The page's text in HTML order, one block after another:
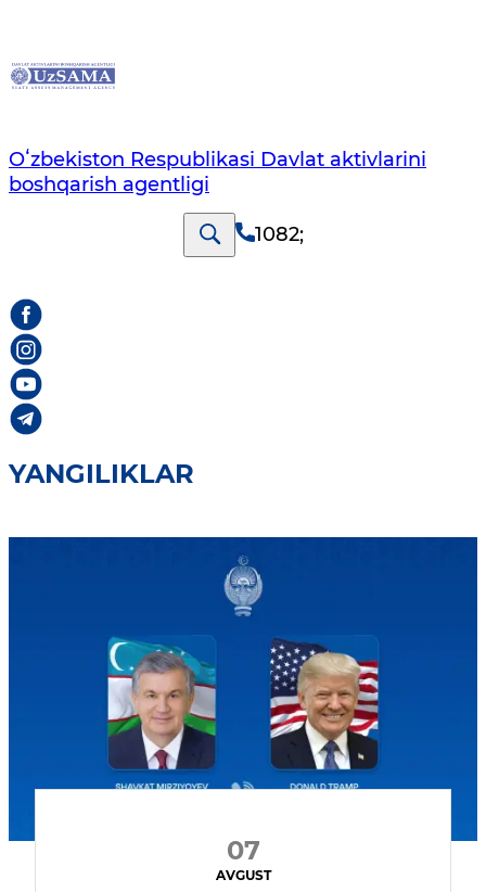
Oʻzbekiston Respublikasi Davlat aktivlarini
boshqarish agentligi
1082;
YANGILIKLAR
07
AVGUST